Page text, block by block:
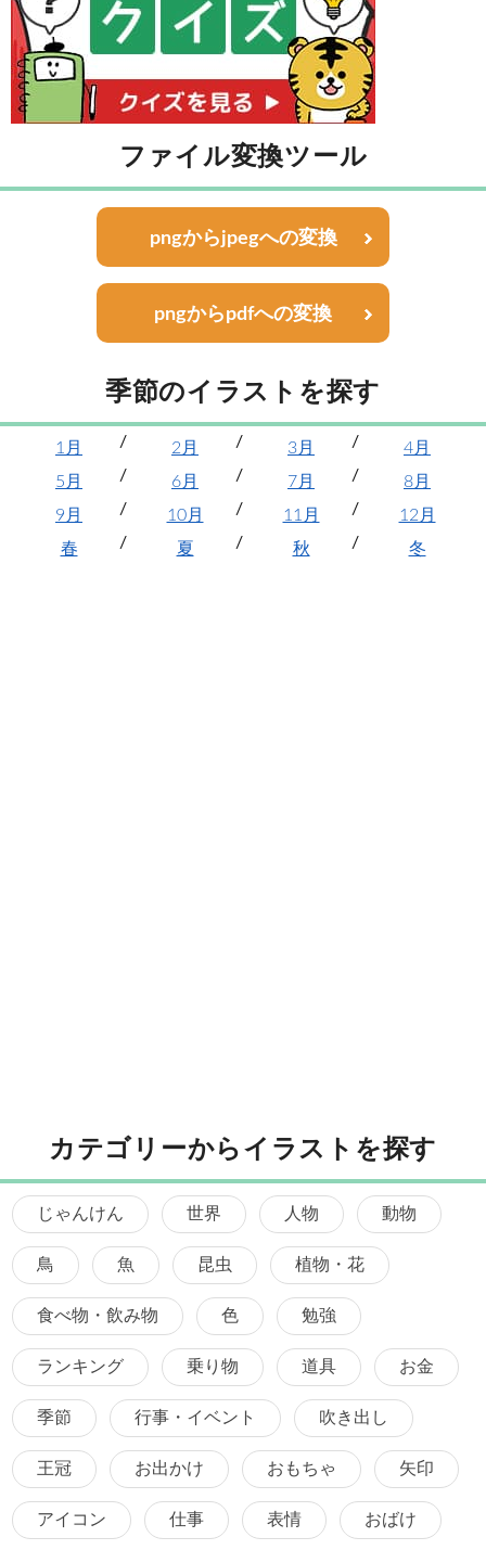
ファイル変換ツール
pngからjpegへの変換
pngからpdfへの変換
季節のイラストを探す
1月 2月 3月
4月
5月
6月 7月
8月
9月
10月 11月
12月
春
夏 秋 冬
カテゴリーからイラストを探す
じゃんけん 世界 人物 動物
鳥 魚 昆虫 植物・花
食べ物・飲み物 色 勉強
ランキング 乗り物 道具 お金
季節 行事・イベント 吹き出し
王冠 お出かけ おもちゃ 矢印
アイコン 仕事 表情 おばけ